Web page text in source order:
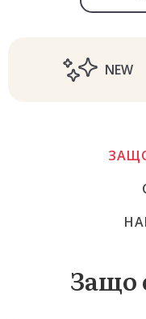
NEW
Защо